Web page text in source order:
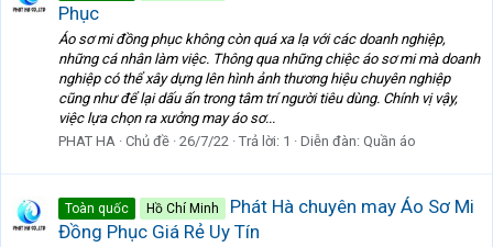
Phục
Áo sơ mi đồng phục không còn quá xa lạ với các doanh nghiệp,
những cá nhân làm việc. Thông qua những chiệc áo sơ mi mà doanh
nghiệp có thể xây dựng lên hình ảnh thương hiệu chuyên nghiệp
cũng như để lại dấu ấn trong tâm trí người tiêu dùng. Chính vị vậy,
việc lựa chọn ra xưởng may áo sơ...
PHAT HA Chủ đề 26/7/22 Trả lời: 1 Diễn đàn: Quần áo
Toàn quốc Hồ Chí Minh
Phát Hà chuyên may Áo Sơ Mi
Đồng Phục Giá Rẻ Uy Tín